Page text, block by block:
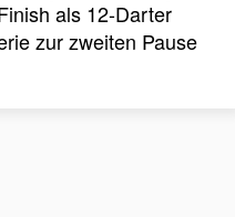
als 12-Darter
zur zweiten Pause